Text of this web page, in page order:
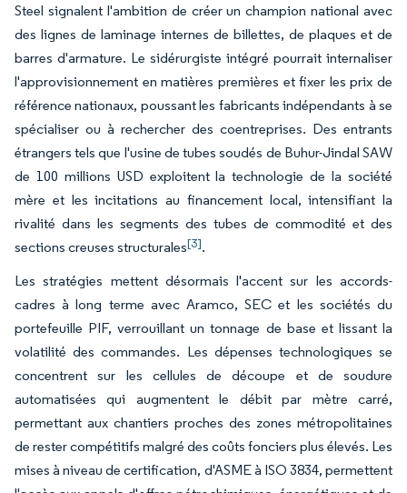
Steel signalent l'ambition de créer un champion national avec
des lignes de laminage internes de billettes, de plaques et de
barres d'armature. Le sidérurgiste intégré pourrait internaliser
l'approvisionnement en matières premières et fixer les prix de
référence nationaux, poussant les fabricants indépendants à se
spécialiser ou à rechercher des coentreprises. Des entrants
étrangers tels que l'usine de tubes soudés de Buhur-Jindal SAW
de 100 millions USD exploitent la technologie de la société
mère et les incitations au financement local, intensifiant la
rivalité dans les segments des tubes de commodité et des
sections creuses structurales[3].
Les stratégies mettent désormais l'accent sur les accords-
cadres à long terme avec Aramco, SEC et les sociétés du
portefeuille PIF, verrouillant un tonnage de base et lissant la
volatilité des commandes. Les dépenses technologiques se
concentrent sur les cellules de découpe et de soudure
automatisées qui augmentent le débit par mètre carré,
permettant aux chantiers proches des zones métropolitaines
de rester compétitifs malgré des coûts fonciers plus élevés. Les
mises à niveau de certification, d'ASME à ISO 3834, permettent